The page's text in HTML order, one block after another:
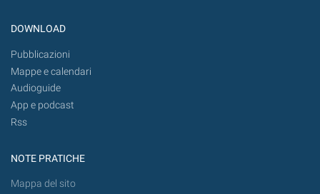
DOWNLOAD
Pubblicazioni
Mappe e calendari
Audioguide
App e podcast
Rss
NOTE PRATICHE
Mappa del sito